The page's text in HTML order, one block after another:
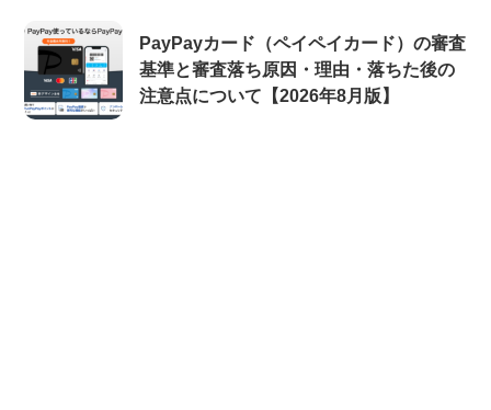
PayPayカード（ペイペイカード）の審査
基準と審査落ち原因・理由・落ちた後の
注意点について【2026年8月版】